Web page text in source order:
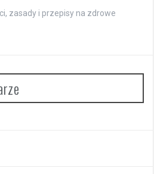
zasady i przepisy na zdrowe